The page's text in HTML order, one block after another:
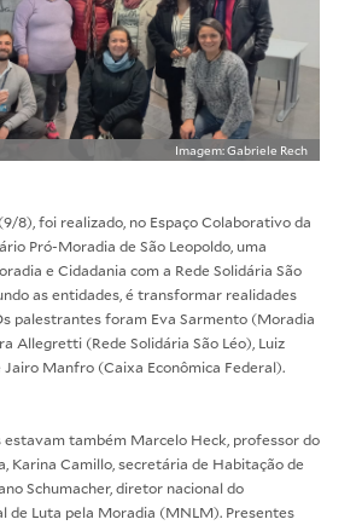
Imagem: Gabriele Rech
8), foi realizado, no Espaço Colaborativo da
Pró-Moradia de São Leopoldo, uma
e Cidadania com a Rede Solidária São
as entidades, é transformar realidades
palestrantes foram Eva Sarmento (Moradia
Allegretti (Rede Solidária São Léo), Luiz
Jairo Manfro (Caixa Econômica Federal).
estavam também Marcelo Heck, professor do
Karina Camillo, secretária de Habitação de
Schumacher, diretor nacional do
de Luta pela Moradia (MNLM). Presentes